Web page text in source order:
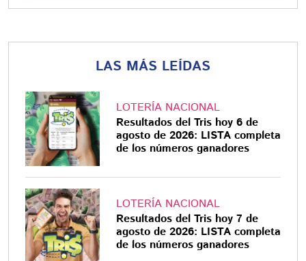
LAS MÁS LEÍDAS
LOTERÍA NACIONAL
Resultados del Tris hoy 6 de
agosto de 2026: LISTA completa
de los números ganadores
LOTERÍA NACIONAL
Resultados del Tris hoy 7 de
agosto de 2026: LISTA completa
de los números ganadores